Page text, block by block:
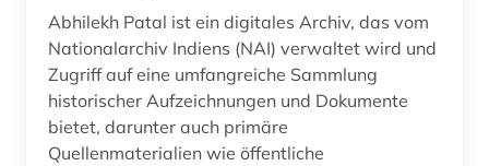
bevölkerungsentwicklung (1)
bevölkerungsforschung (1)
bevölkerungsstatistik (7)
bibliografie (4)
Polen (2)
Russland, Sowjetunion (5)
Schweden (1)
Abhilekh Patal ist ein digitales Archiv, das vom
Nationalarchiv Indiens (NAI) verwaltet wird und
Zugriff auf eine umfangreiche Sammlung
historischer Aufzeichnungen und Dokumente
bietet, darunter auch primäre
Quellenmaterialien wie öffentliche